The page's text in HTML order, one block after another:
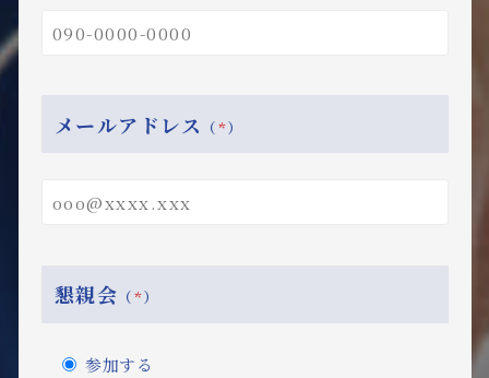
メールアドレス （*）
懇親会 （*）
参加する